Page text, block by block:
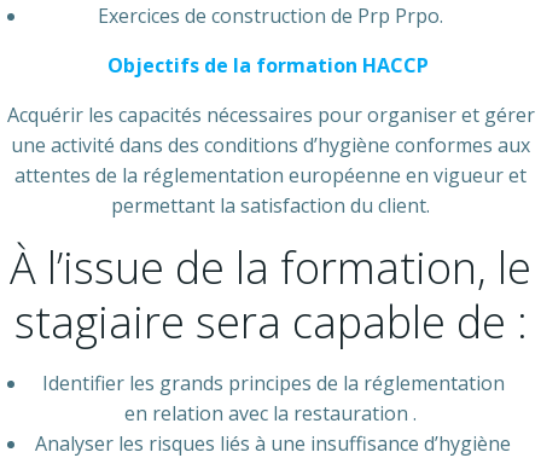
Exercices de construction de Prp Prpo.
Objectifs de la formation HACCP
Acquérir les capacités nécessaires pour organiser et gérer
une activité dans des conditions d’hygiène conformes aux
attentes de la réglementation européenne en vigueur et
permettant la satisfaction du client.
À l’issue de la formation, le
stagiaire sera capable de :
Identifier les grands principes de la réglementation
en relation avec la restauration .
Analyser les risques liés à une insuffisance d’hygiène